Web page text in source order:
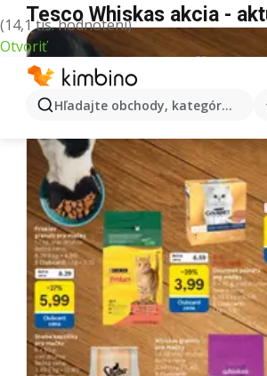
(14,1 tis. hodnotení)
Otvoriť
Hľadajte obchody, kategórie,
Tesco Whiskas akcia -